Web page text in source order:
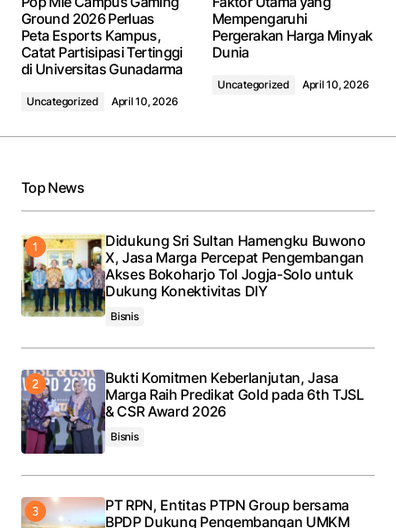
Ground 2026 Perluas
Peta Esports Kampus,
Catat Partisipasi Tertinggi
di Universitas Gunadarma
Uncategorized April 10, 2026
Mempengaruhi
Pergerakan Harga Minyak
Dunia
Uncategorized April 10, 2026
Top News
Didukung Sri Sultan Hamengku Buwono
X, Jasa Marga Percepat Pengembangan
Akses Bokoharjo Tol Jogja-Solo untuk
Dukung Konektivitas DIY
Bisnis
Bukti Komitmen Keberlanjutan, Jasa
Marga Raih Predikat Gold pada 6th TJSL
& CSR Award 2026
Bisnis
PT RPN, Entitas PTPN Group bersama
BPDP Dukung Pengembangan UMKM